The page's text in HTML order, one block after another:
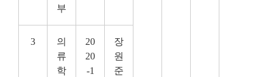
부
3
의
류
학
20
20
-1
장
원
준